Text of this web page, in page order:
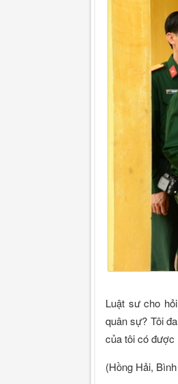
Luật sư cho
quân sự? Tôi
của tôi có được
(Hồng Hải,